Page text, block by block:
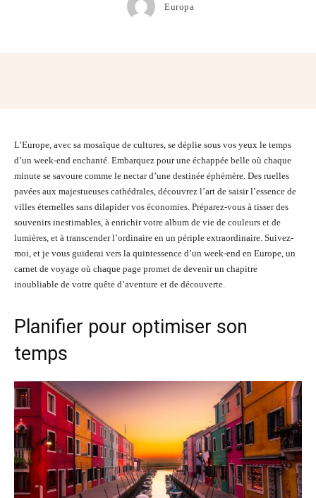
Europa
L’Europe, avec sa mosaïque de cultures, se déplie sous vos yeux le temps
d’un week-end enchanté. Embarquez pour une échappée belle où chaque
minute se savoure comme le nectar d’une destinée éphémère. Des ruelles
pavées aux majestueuses cathédrales, découvrez l’art de saisir l’essence de
villes éternelles sans dilapider vos économies. Préparez-vous à tisser des
souvenirs inestimables, à enrichir votre album de vie de couleurs et de
lumières, et à transcender l’ordinaire en un périple extraordinaire. Suivez-
moi, et je vous guiderai vers la quintessence d’un week-end en Europe, un
carnet de voyage où chaque page promet de devenir un chapitre
inoubliable de votre quête d’aventure et de découverte.
Planifier pour optimiser son
temps